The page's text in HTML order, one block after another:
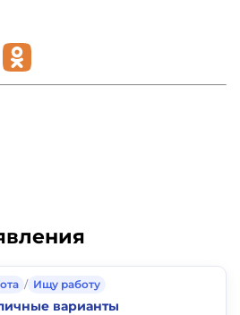
/ Ищу работу
варианты